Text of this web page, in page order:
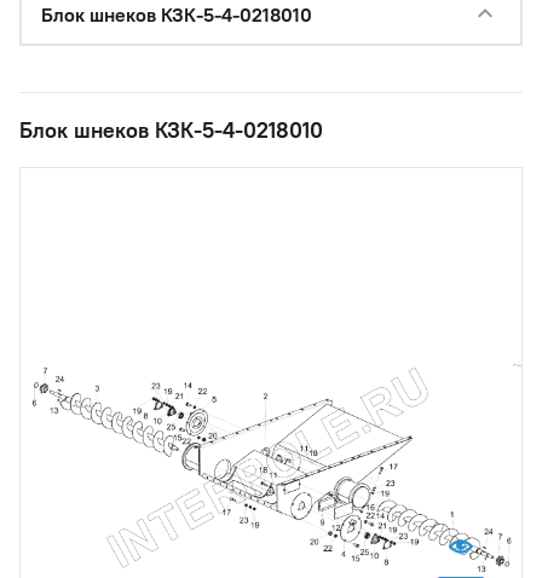
Блок шнеков КЗК-5-4-0218010
Блок шнеков КЗК-5-4-0218010